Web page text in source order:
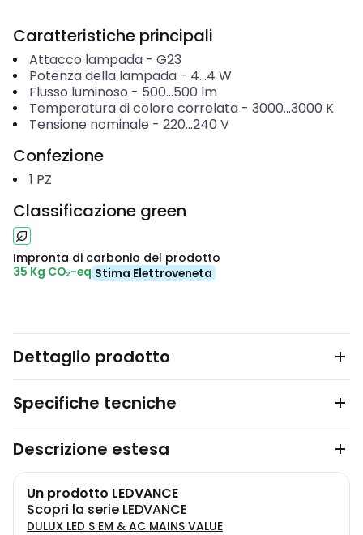
Caratteristiche principali
Attacco lampada- G23
Potenza della lampada- 4...4 W
Flusso luminoso - 500...500 lm
Temperatura di colore correlata- 3000...3000 K
Tensione nominale - 220...240 V
Confezione
1 PZ
Classificazione green
Impronta di carbonio del prodotto
35 Kg CO₂-eq Stima Elettroveneta
Dettaglio prodotto
Specifiche tecniche
Descrizione estesa
Un prodotto LEDVANCE
Scopri la serie LEDVANCE
DULUX LED S EM & AC MAINS VALUE